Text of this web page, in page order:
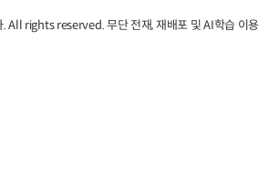
rights reserved. 무단 전재, 재배포 및 AI학습 이용